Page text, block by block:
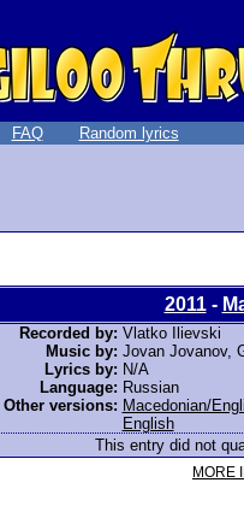
FAQ Random lyrics
2011-
Recorded by: Vlatko Ilievski
Music by: Jovan Jovanov,
Lyrics by: N/A
Language: Russian
Other versions: Macedonian/
English
This entry did not
MORE